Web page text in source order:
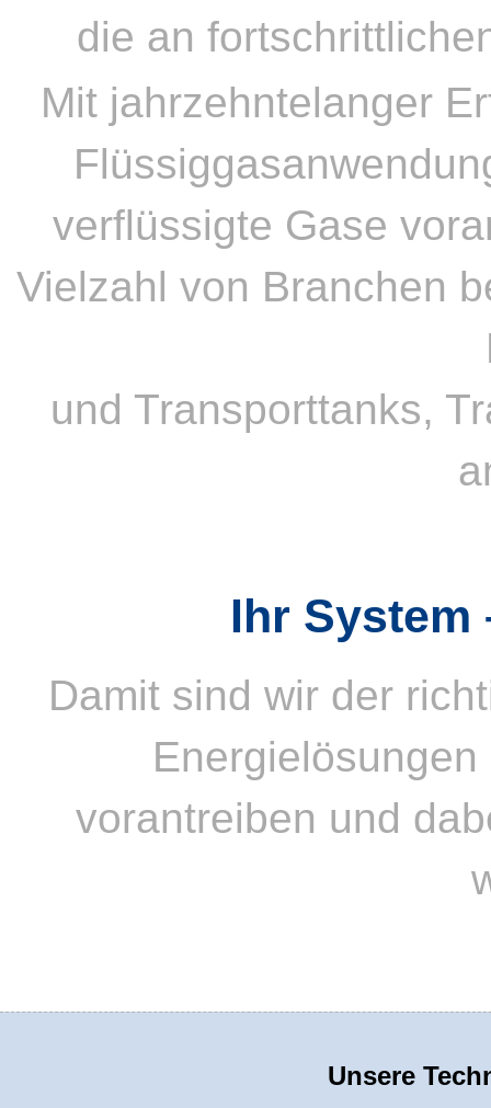
die an
Mit jahrzehntelanger
verflüssigte Gase
Vielzahl von Branchen
und Transporttanks,
Ihr System
Damit sind wir der
vorantreiben und
Unsere